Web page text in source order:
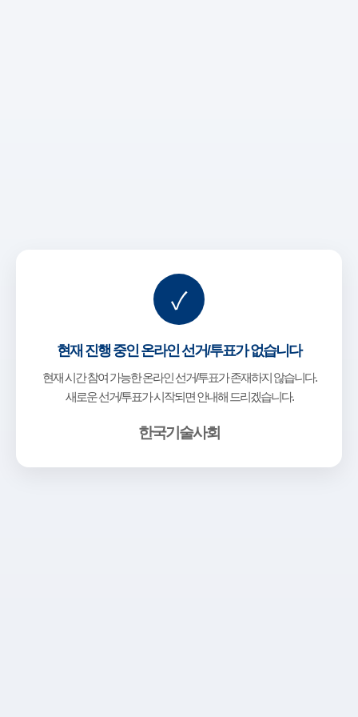
✓
현재 진행 중인 온라인 선거/투표가 없습니다
현재 시간 참여 가능한 온라인 선거/투표가 존재하지 않습니다.
새로운 선거/투표가 시작되면 안내해 드리겠습니다.
한국기술사회